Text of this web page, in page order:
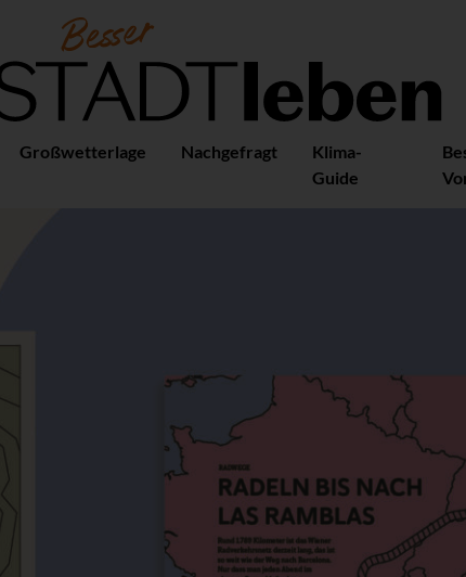
Großwetterlage Nachgefragt
Klima-
Guide